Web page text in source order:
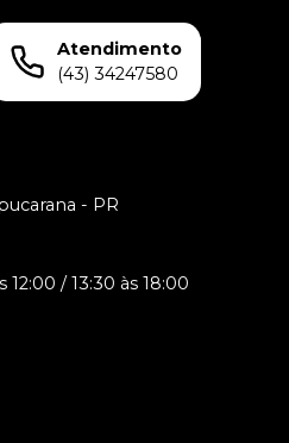
Atendimento
(43) 34247580
- PR
/ 13:30 às 18:00